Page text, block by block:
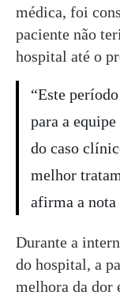
médica, foi
paciente não
hospital até o
“Este
para a
do caso
melhor
afirma a nota
Durante a
do hospital, a
melhora da dor